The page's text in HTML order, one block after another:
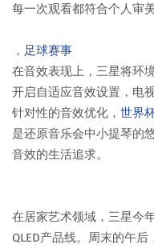
每一次观看都符合个人审美
， 足球赛事
在音效表现上，三星将环
开启自适应音效设置，电
针对性的音效优化， 世界
是还原音乐会中小提琴的
音效的生活追求。
在居家艺术领域，三星今
QLED产品线。周末的午